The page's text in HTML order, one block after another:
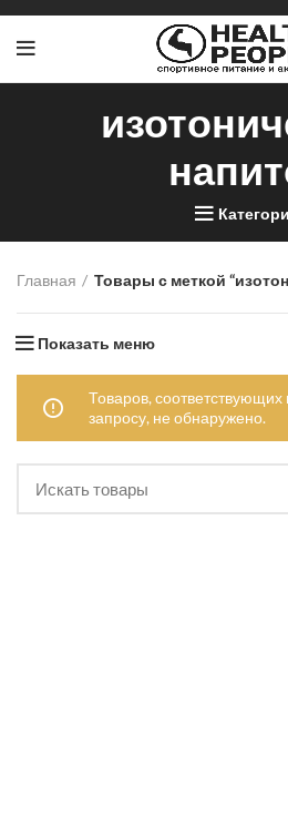
Главная Товары с меткой
Показать меню
Товаров,
запросу, не обнаружено.